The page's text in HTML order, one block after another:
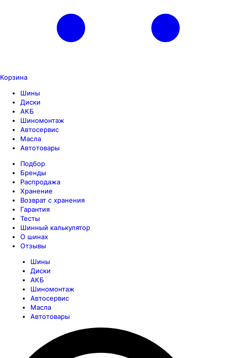
Корзина
Шины
Диски
АКБ
Шиномонтаж
Автосервис
Масла
Автотовары
Подбор
Бренды
Распродажа
Хранение
Возврат с хранения
Гарантия
Тесты
Шинный калькулятор
О шинах
Отзывы
Шины
Диски
АКБ
Шиномонтаж
Автосервис
Масла
Автотовары